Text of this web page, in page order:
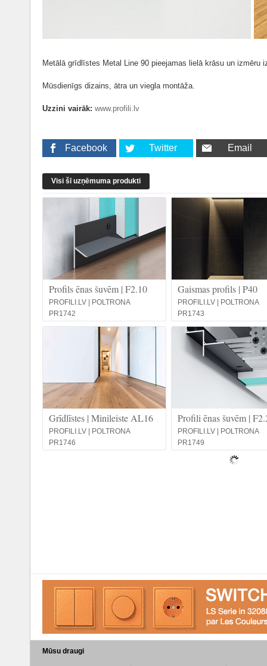
Metālā grīdlīstes Metal Line 90 pieejamas lielā krāsu un izmēru
Mūsdienīgs dizains, ātra un viegla montāža.
Uzzini vairāk: www.profili.lv
Facebook Twitter Email
Visi šī uzņēmuma produkti
Profils ēnas šuvēm | F2.10
PROFILI.LV | POLTRONA
PR1742
Gaismas profils | P40
PROFILI.LV | POLTRONA
PR1743
Grīdlīstes | Minileiste AL16
PROFILI.LV | POLTRONA
PR1746
Profili ēnas šuvēm |
PROFILI.LV | POLTRONA
PR1749
Mūsu draugi